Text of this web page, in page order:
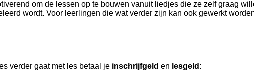
om de lessen op te bouwen vanuit liedjes die ze zelf graag
wordt. Voor leerlingen die wat verder zijn kan ook gewerkt
verder gaat met les betaal je inschrijfgeld en lesgeld :